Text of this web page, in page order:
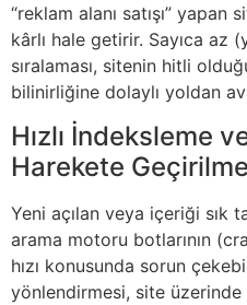
“reklam alanı satışı”
kârlı hale getirir. Sayıca az
sıralaması, sitenin hitli
bilinirliğine dolaylı yoldan
Hızlı İndeksleme
Harekete
Yeni açılan veya içeriği sık
arama motoru botlarının
hızı konusunda sorun
yönlendirmesi, site